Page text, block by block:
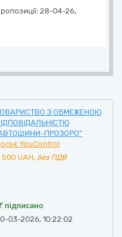
28-04-26,
З ОБМЕЖЕНОЮ
ПРОЗОРО"
YouControl
500 UAH, без ПДВ
підписано
03-2026, 10:22:02